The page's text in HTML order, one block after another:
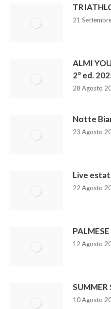
21
ALMI
2° ed.
28 Agosto
Notte
23 Agosto
Live
22 Agosto
12 Agosto
SUMMER
10 Agosto